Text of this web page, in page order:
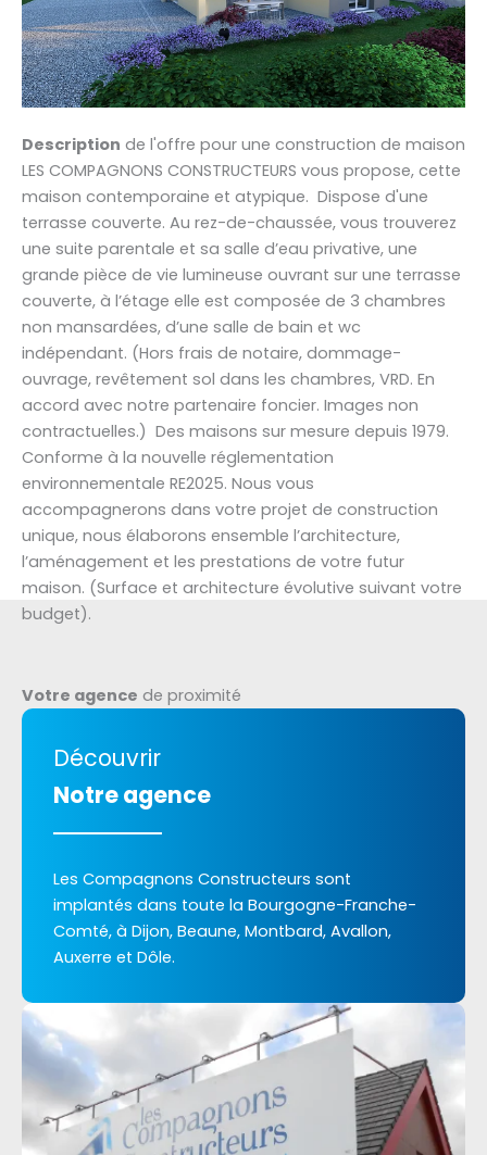
Description de l'offre pour une construction de maison
LES COMPAGNONS CONSTRUCTEURS vous propose, cette
maison contemporaine et atypique. Dispose d'une
terrasse couverte. Au rez-de-chaussée, vous trouverez
une suite parentale et sa salle d’eau privative, une
grande pièce de vie lumineuse ouvrant sur une terrasse
couverte, à l’étage elle est composée de 3 chambres
non mansardées, d’une salle de bain et wc
indépendant. (Hors frais de notaire, dommage-
ouvrage, revêtement sol dans les chambres, VRD. En
accord avec notre partenaire foncier. Images non
contractuelles.) Des maisons sur mesure depuis 1979.
Conforme à la nouvelle réglementation
environnementale RE2025. Nous vous
accompagnerons dans votre projet de construction
unique, nous élaborons ensemble l’architecture,
l’aménagement et les prestations de votre futur
maison. (Surface et architecture évolutive suivant votre
budget).
Votre agence de proximité
Découvrir
Notre agence
Les Compagnons Constructeurs sont
implantés dans toute la Bourgogne-Franche-
Comté, à Dijon, Beaune, Montbard, Avallon,
Auxerre et Dôle.